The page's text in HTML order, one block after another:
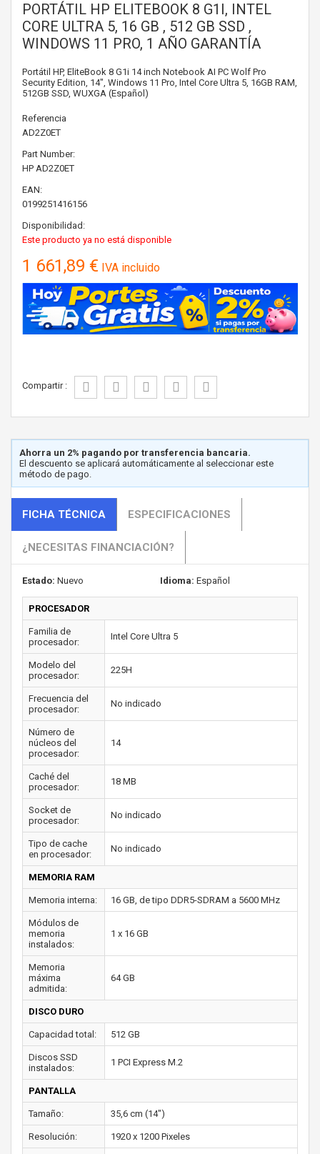
PORTÁTIL HP ELITEBOOK 8 G1I, INTEL
CORE ULTRA 5, 16 GB , 512 GB SSD ,
WINDOWS 11 PRO, 1 AÑO GARANTÍA
Portátil HP, EliteBook 8 G1i 14 inch Notebook AI PC Wolf Pro
Security Edition, 14", Windows 11 Pro, Intel Core Ultra 5, 16GB RAM,
512GB SSD, WUXGA (Español)
Referencia
AD2Z0ET
Part Number:
HP AD2Z0ET
EAN:
0199251416156
Disponibilidad:
Este producto ya no está disponible
1 661,89 € IVA incluido
Compartir :
Ahorra un 2% pagando por transferencia bancaria.
El descuento se aplicará automáticamente al seleccionar este
método de pago.
FICHA TÉCNICA ESPECIFICACIONES
¿NECESITAS FINANCIACIÓN?
Estado: Nuevo Idioma: Español
PROCESADOR
Familia de
procesador:
Intel Core Ultra 5
Modelo del
procesador:
225H
Frecuencia del
procesador:
No indicado
Número de
núcleos del
procesador:
14
Caché del
procesador:
18 MB
Socket de
procesador:
No indicado
Tipo de cache
en procesador:
No indicado
MEMORIA RAM
Memoria interna: 16 GB, de tipo DDR5-SDRAM a 5600 MHz
Módulos de
memoria
instalados:
1 x 16 GB
Memoria
máxima
admitida:
64 GB
DISCO DURO
Capacidad total: 512 GB
Discos SSD
instalados:
1 PCI Express M.2
PANTALLA
Tamaño: 35,6 cm (14")
Resolución: 1920 x 1200 Pixeles